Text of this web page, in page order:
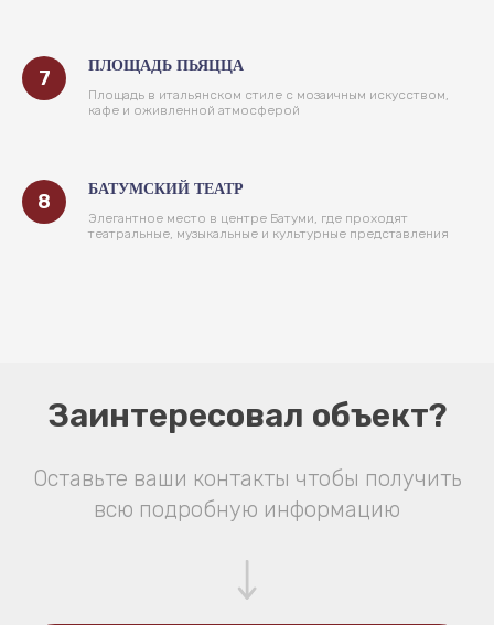
ПЛОЩАДЬ ПЬЯЦЦА
Площадь в итальянском стиле с мозаичным искусством,
кафе и оживленной атмосферой
БАТУМСКИЙ ТЕАТР
Элегантное место в центре Батуми, где проходят
театральные, музыкальные и культурные представления
Заинтересовал объект?
Оставьте ваши контакты чтобы получить
всю подробную информацию